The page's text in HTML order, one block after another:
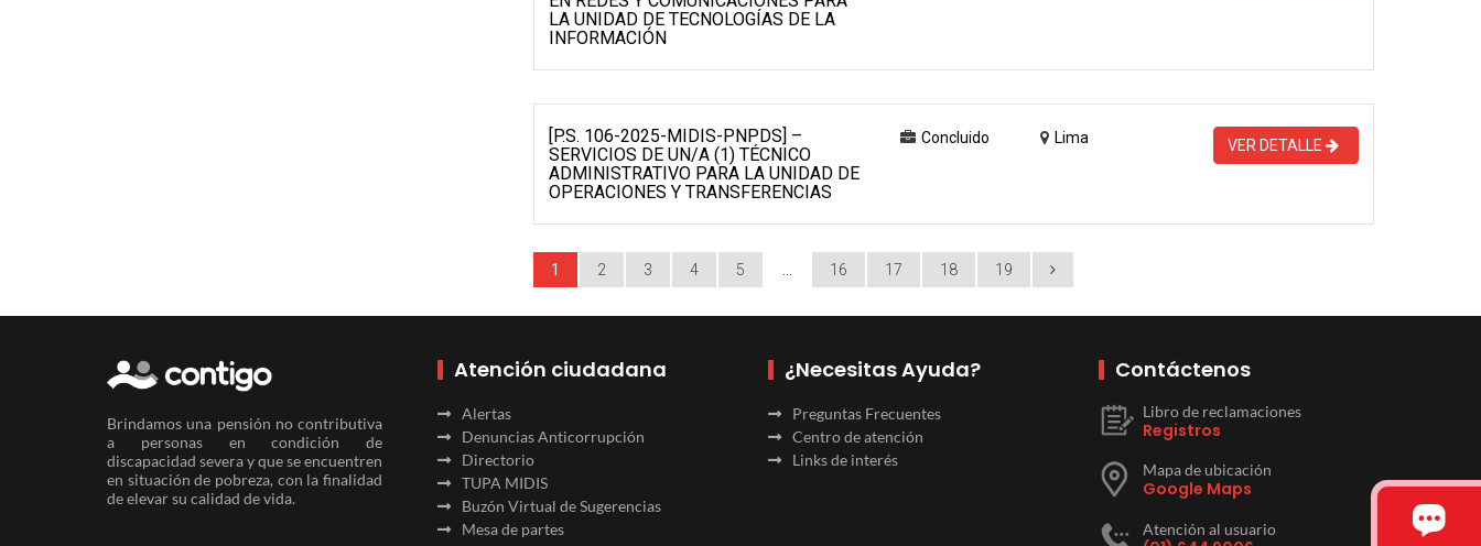
LA UNIDAD DE TECNOLOGÍAS DE LA
INFORMACIÓN
[P.S. 106-2025-MIDIS-PNPDS] –
SERVICIOS DE UN/A (1) TÉCNICO
ADMINISTRATIVO PARA LA UNIDAD DE
OPERACIONES Y TRANSFERENCIAS
Concluido Lima VER DETALLE
1 2 3 4 5 16 17 18 19
Brindamos una pensión no contributiva
a personas en condición de
discapacidad severa y que se encuentren
en situación de pobreza, con la finalidad
de elevar su calidad de vida.
Atención ciudadana
Alertas
Denuncias Anticorrupción
Directorio
TUPA MIDIS
Buzón Virtual de Sugerencias
Mesa de partes
¿Necesitas Ayuda?
Preguntas Frecuentes
Centro de atención
Links de interés
Contáctenos
Libro de reclamaciones
Registros
Mapa de ubicación
Google Maps
Atención al usuario